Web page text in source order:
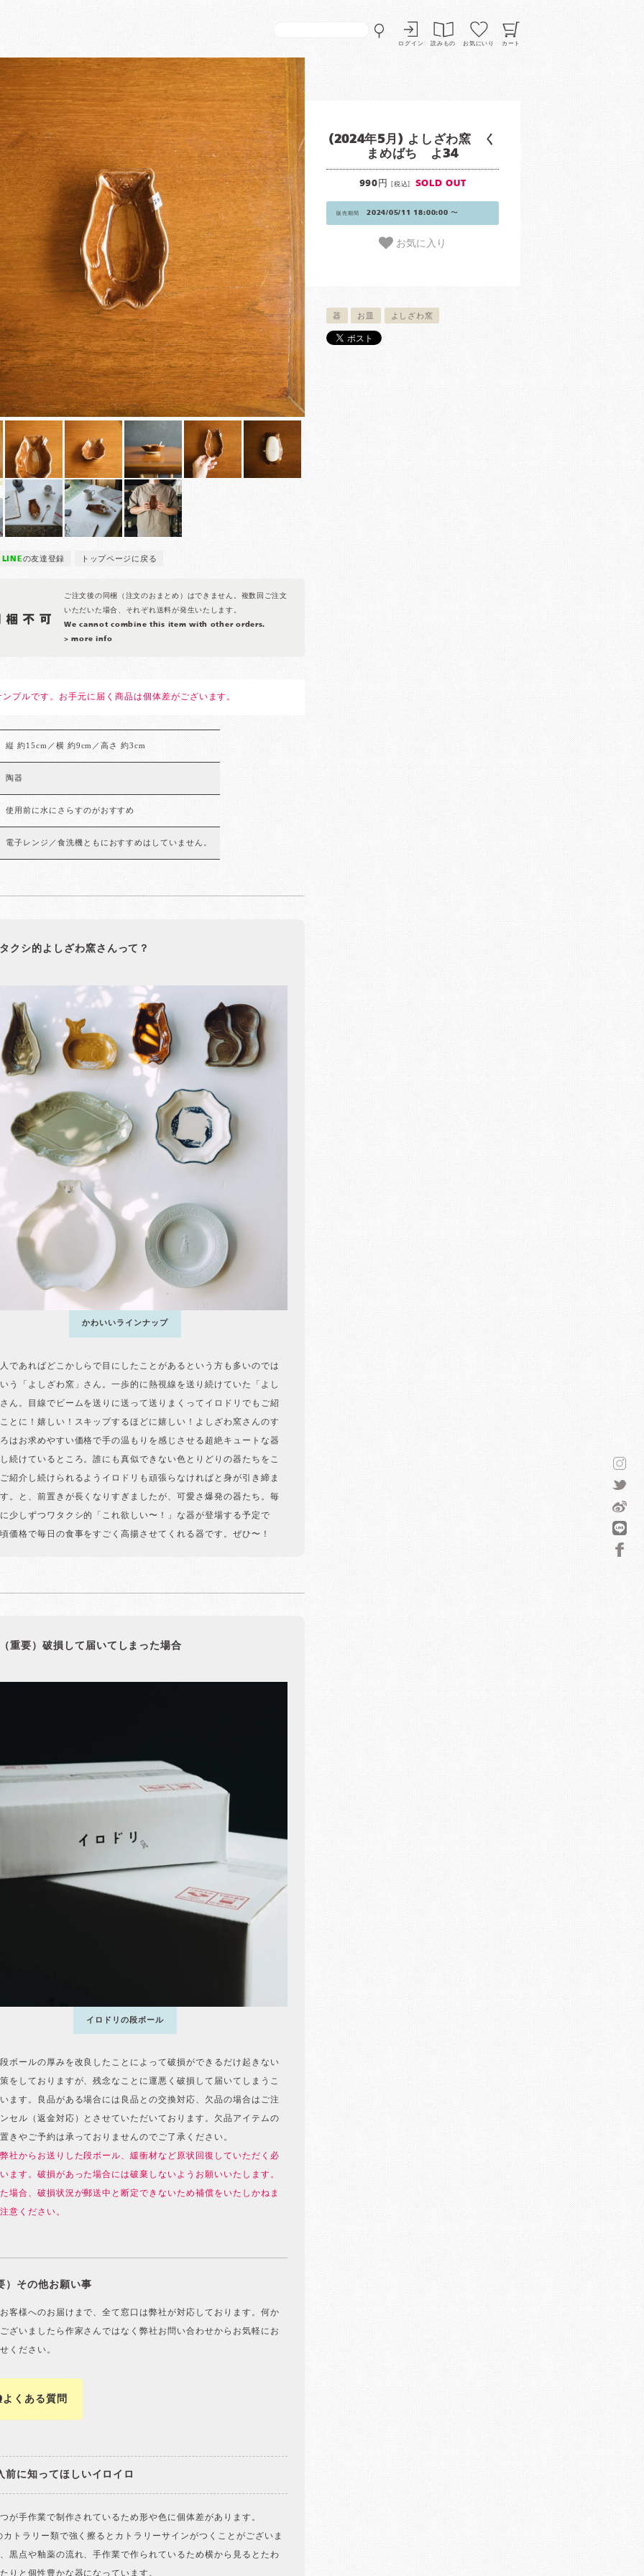
ログイン 読みもの お気にいり カート
LINEの友達登録 トップページに戻る
ご注文後の同梱（注文のおまとめ）はできません。複数回ご注文
いただいた場合、それぞれ送料が発生いたします。
We cannot combine this item with other orders.
> more info
(2024年5月) よしざわ窯 く
まめばち よ34
990円[税込] SOLD OUT
販売期間 2024/05/11 18:00:00 〜
お気に入り
器 お皿 よしざわ窯
プルです。お手元に届く商品は個体差がございます。
縦 約15cm／横 約9cm／高さ 約3cm
陶器
使用前に水にさらすのがおすすめ
電子レンジ／食洗機ともにおすすめはしていません。
クシ的よしざわ窯さんって？
かわいいラインナップ
であればどこかしらで目にしたことがあるという方も多いのでは
う「よしざわ窯」さん。一歩的に熱視線を送り続けていた「よし
ん。目線でビームを送りに送って送りまくってイロドリでもご紹
とに！嬉しい！スキップするほどに嬉しい！よしざわ窯さんのす
はお求めやすい価格で手の温もりを感じさせる超絶キュートな器
続けているところ。誰にも真似できない色とりどりの器たちをこ
紹介し続けられるようイロドリも頑張らなければと身が引き締ま
。と、前置きが長くなりすぎましたが、可愛さ爆発の器たち。毎
少しずつワタクシ的「これ欲しい〜！」な器が登場する予定で
価格で毎日の食事をすごく高揚させてくれる器です。ぜひ〜！
重要）破損して届いてしまった場合
イロドリの段ボール
ボールの厚みを改良したことによって破損ができるだけ起きない
をしておりますが、残念なことに運悪く破損して届いてしまうこ
ます。良品がある場合には良品との交換対応、欠品の場合はご注
セル（返金対応）とさせていただいております。欠品アイテムの
きやご予約は承っておりませんのでご了承ください。
社からお送りした段ボール、緩衝材など原状回復していただく必
ます。破損があった場合には破棄しないようお願いいたします。
場合、破損状況が郵送中と断定できないため補償をいたしかねま
意ください。
その他お願い事
客様へのお届けまで、全て窓口は弊社が対応しております。何か
ざいましたら作家さんではなく弊社お問い合わせからお気軽にお
ください。
くある質問
前に知ってほしいイロイロ
が手作業で制作されているため形や色に個体差があります。
トラリー類で強く擦るとカトラリーサインがつくことがございま
黒点や釉薬の流れ、手作業で作られているため横から見るとたわ
りと個性豊かな器になっています。